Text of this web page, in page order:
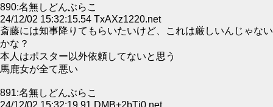
890:名無しどんぶらこ
24/12/02 15:32:15.54 TxAXz1220.net
斎藤には知事降りてもらいたいけど、これは厳しいんじゃない
かな？
本人はポスター以外依頼してないと思う
馬鹿女が全て悪い
891:名無しどんぶらこ
24/12/02 15:32:19.91 DMB+2bTj0.net